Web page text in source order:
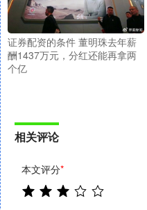
证券配资的条件 董明珠去年薪
酬1437万元，分红还能再拿两
个亿
相关评论
本文评分*